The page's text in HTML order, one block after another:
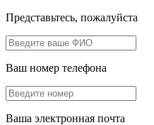
Представьтесь, пожалуйста
Ваш номер телефона
Ваша электронная почта